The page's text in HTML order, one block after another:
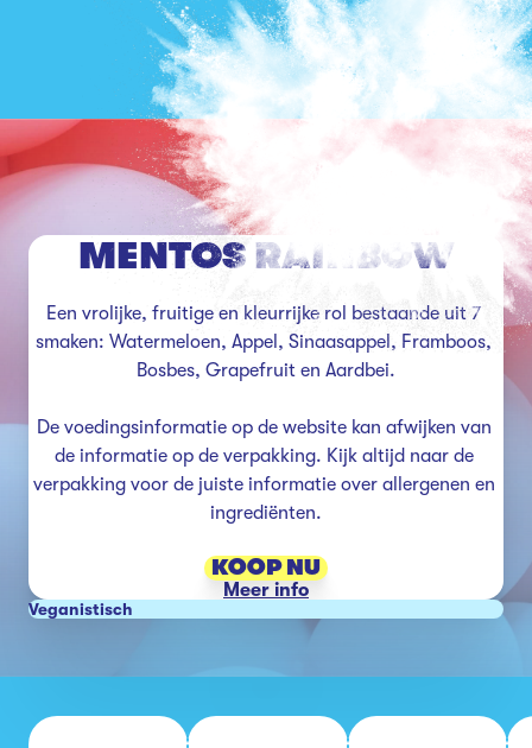
MENTOS RAINBOW
Een vrolijke, fruitige en kleurrijke rol bestaande uit 7
smaken: Watermeloen, Appel, Sinaasappel, Framboos,
Bosbes, Grapefruit en Aardbei.
De voedingsinformatie op de website kan afwijken van
de informatie op de verpakking. Kijk altijd naar de
verpakking voor de juiste informatie over allergenen en
ingrediënten.
KOOP NU
Meer info
Veganistisch